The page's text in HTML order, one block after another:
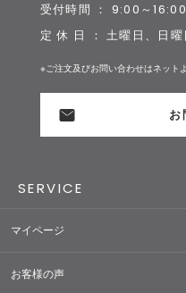
受付時間 ： 9:00～16:00
定 休 日 ： 土曜日、日曜
※ご注文及びお問い合わせはネット
お
SERVICE
マイページ
お客様の声